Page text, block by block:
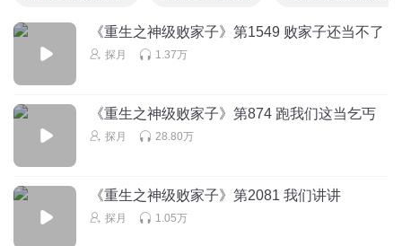
《重生之神级败家子》第1549 败家子还当不了
探月 1.37万
《重生之神级败家子》第874 跑我们这当乞丐
探月 28.80万
《重生之神级败家子》第2081 我们讲讲
探月 1.05万